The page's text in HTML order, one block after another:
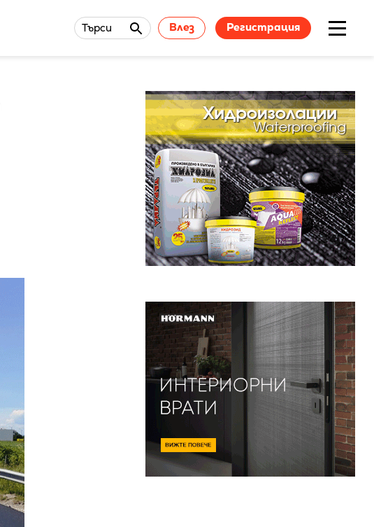
Търси Влез Регистрация